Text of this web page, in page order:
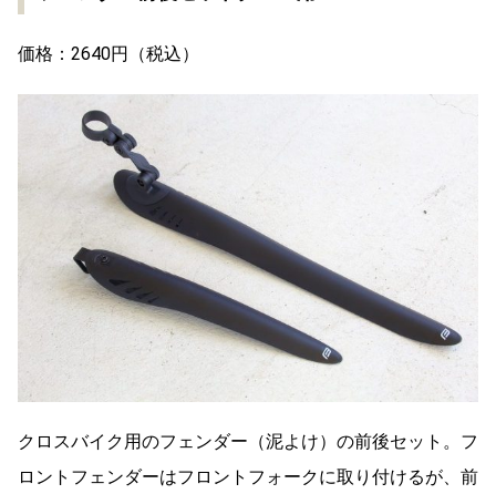
価格：2640円（税込）
クロスバイク用のフェンダー（泥よけ）の前後セット。フ
ロントフェンダーはフロントフォークに取り付けるが、前